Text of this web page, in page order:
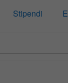
Stipendi